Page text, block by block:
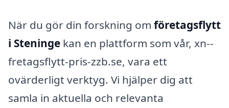
När du gör din forskning om företagsflytt
i Steninge kan en plattform som vår, xn--
fretagsflytt-pris-zzb.se, vara ett
ovärderligt verktyg. Vi hjälper dig att
samla in aktuella och relevanta